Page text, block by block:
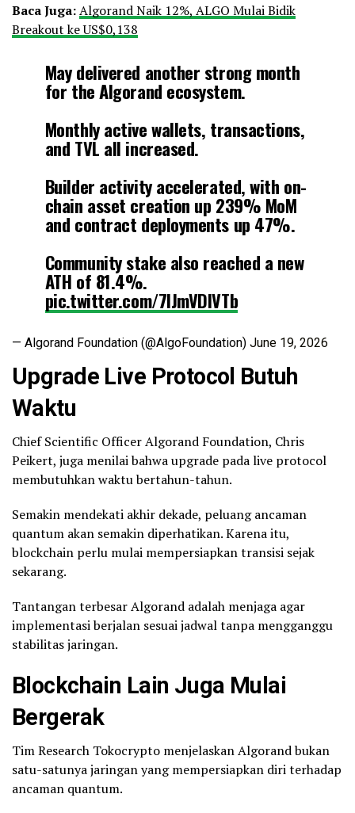
Baca Juga:Algorand Naik 12%, ALGO Mulai Bidik
Breakout ke US$0,138
May delivered another strong month
for the Algorand ecosystem.
Monthly active wallets, transactions,
and TVL all increased.
Builder activity accelerated, with on-
chain asset creation up 239% MoM
and contract deployments up 47%.
Community stake also reached a new
ATH of 81.4%.
pic.twitter.com/7lJmVDlVTb
— Algorand Foundation (@AlgoFoundation) June 19, 2026
Upgrade Live Protocol Butuh
Waktu
Chief Scientific Officer Algorand Foundation, Chris
Peikert, juga menilai bahwa upgrade pada live protocol
membutuhkan waktu bertahun-tahun.
Semakin mendekati akhir dekade, peluang ancaman
quantum akan semakin diperhatikan. Karena itu,
blockchain perlu mulai mempersiapkan transisi sejak
sekarang.
Tantangan terbesar Algorand adalah menjaga agar
implementasi berjalan sesuai jadwal tanpa mengganggu
stabilitas jaringan.
Blockchain Lain Juga Mulai
Bergerak
Tim Research Tokocrypto menjelaskan Algorand bukan
satu-satunya jaringan yang mempersiapkan diri terhadap
ancaman quantum.